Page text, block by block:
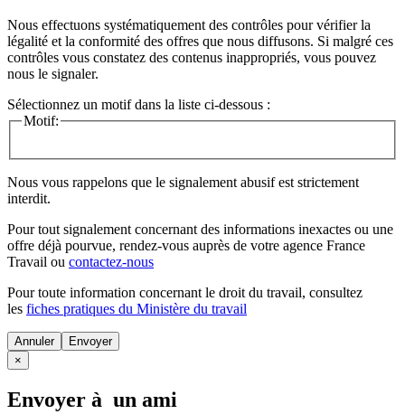
Nous effectuons systématiquement des contrôles pour vérifier la
légalité et la conformité des offres que nous diffusons. Si malgré ces
contrôles vous constatez des contenus inappropriés, vous pouvez
nous le signaler.
Sélectionnez un motif dans la liste ci-dessous :
Motif:
Nous vous rappelons que le signalement abusif est strictement
interdit.
Pour tout signalement concernant des informations inexactes ou une
offre déjà pourvue, rendez-vous auprès de votre agence France
Travail ou contactez-nous
Pour toute information concernant le droit du travail, consultez
les fiches pratiques du Ministère du travail
Annuler
×
Envoyer à un ami